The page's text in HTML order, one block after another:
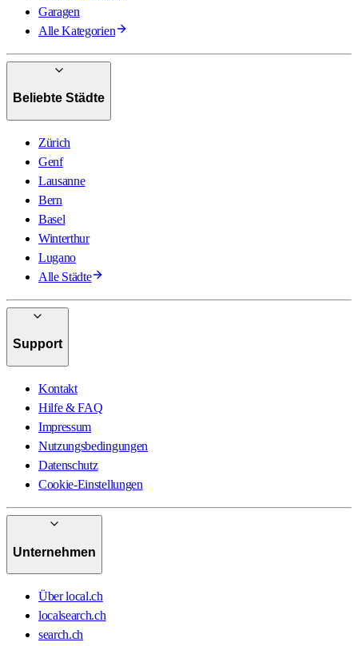
Garagen
Alle Kategorien
Beliebte Städte
Zürich
Genf
Lausanne
Bern
Basel
Winterthur
Lugano
Alle Städte
Support
Kontakt
Hilfe & FAQ
Impressum
Nutzungsbedingungen
Datenschutz
Cookie-Einstellungen
Unternehmen
Über local.ch
localsearch.ch
search.ch